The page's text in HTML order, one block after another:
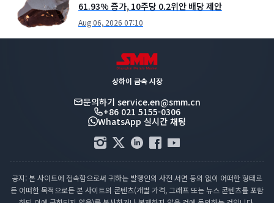
61.93% 증가, 10주당 0.2위안 배당 제안
Aug 06, 2026 07:10
상하이 금속 시장
문의하기 service.en@smm.cn
+86 021 5155-0306
WhatsApp 실시간 채팅
공지: 본 사이트에 접속함으로써 귀하는 발행인의 사전 서면 동의 없이 어떠한 형태로
든 어떠한 목적으로든 본 사이트의 콘텐츠(개별 가격, 그래프 또는 뉴스 콘텐츠를 포함